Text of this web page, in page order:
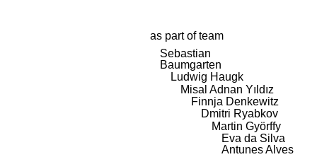
as part of team
Sebastian
Baumgarten
Ludwig Haugk
Misal Adnan Yıldız
Finnja Denkewitz
Dmitri Ryabkov
Martin Györffy
Eva da Silva
Antunes Alves